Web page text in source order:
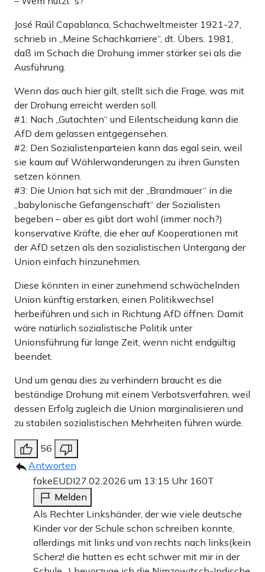
José Raúl Capablanca, Schachweltmeister 1921-27,
schrieb in „Meine Schachkarriere“, dt. Übers. 1981,
daß im Schach die Drohung immer stärker sei als die
Ausführung.
Wenn das auch hier gilt, stellt sich die Frage, was mit
der Drohung erreicht werden soll.
#1: Nach „Gutachten“ und Eilentscheidung kann die
AfD dem gelassen entgegensehen.
#2: Den Sozialistenparteien kann das egal sein, weil
sie kaum auf Wählerwanderungen zu ihren Gunsten
setzen können.
#3: Die Union hat sich mit der „Brandmauer“ in die
„babylonische Gefangenschaft“ der Sozialisten
begeben – aber es gibt dort wohl (immer noch?)
konservative Kräfte, die eher auf Kooperationen mit
der AfD setzen als den sozialistischen Untergang der
Union einfach hinzunehmen.
Diese könnten in einer zunehmend schwächelnden
Union künftig erstarken, einen Politikwechsel
herbeiführen und sich in Richtung AfD öffnen. Damit
wäre natürlich sozialistische Politik unter
Unionsführung für lange Zeit, wenn nicht endgültig
beendet.
Und um genau dies zu verhindern braucht es die
beständige Drohung mit einem Verbotsverfahren, weil
dessen Erfolg zugleich die Union marginalisieren und
zu stabilen sozialistischen Mehrheiten führen würde.
56
Antworten
fakeEUDI27.02.2026 um 13:15 Uhr 160T
Melden
Als Rechter Linkshänder, der wie viele deutsche
Kinder vor der Schule schon schreiben konnte,
allerdings mit links und von rechts nach links(kein
Scherz! die hatten es echt schwer mit mir in der